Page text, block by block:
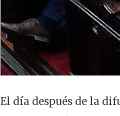
El día después de la